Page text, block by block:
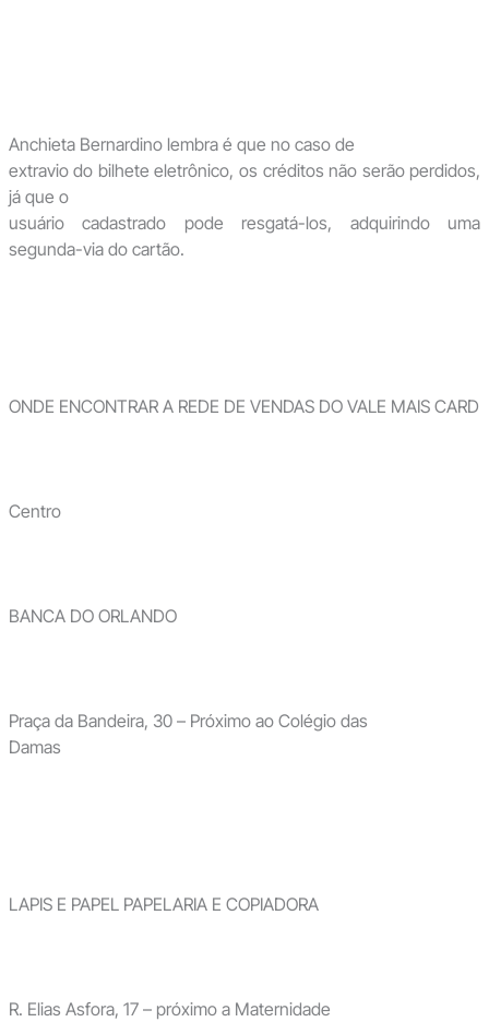
Anchieta Bernardino lembra é que no caso de
extravio do bilhete eletrônico, os créditos não serão perdidos,
já que o
usuário cadastrado pode resgatá-los, adquirindo uma
segunda-via do cartão.
ONDE ENCONTRAR A REDE DE VENDAS DO VALE MAIS CARD
Centro
BANCA DO ORLANDO
Praça da Bandeira, 30 – Próximo ao Colégio das
Damas
LAPIS E PAPEL PAPELARIA E COPIADORA
R. Elias Asfora, 17 – próximo a Maternidade